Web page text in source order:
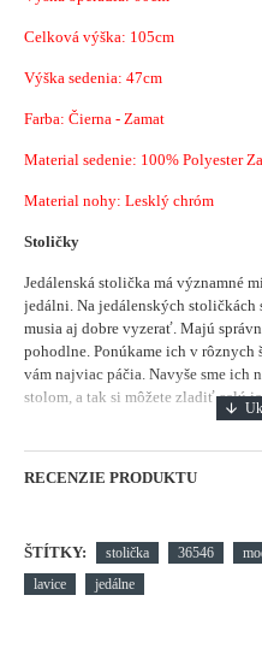
Celková výška: 105cm
Výška sedenia: 47cm
Farba: Čierna - Zamat
Material sedenie: 100% Polyester
Material nohy: Lesklý chróm
Stoličky
Jedálenská stolička má významné
jedálni. Na jedálenských stoličkách
musia aj dobre vyzerať. Majú
pohodlne. Ponúkame ich v rôznych
vám najviac páčia. Navyše sme ich
stolom, a tak si môžete zladiť celú
RECENZIE PRODUKTU
ŠTÍTKY: stolička 36546
lavice
jedálne